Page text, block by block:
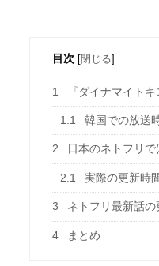
目次 [閉じる]
1 『ダイナマイト
1.1 韓国での放送
2 日本のネトフリで
2.1 実際の更新時
3 ネトフリ最新話の
4 まとめ